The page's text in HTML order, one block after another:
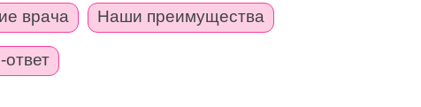
врача Наши преимущества